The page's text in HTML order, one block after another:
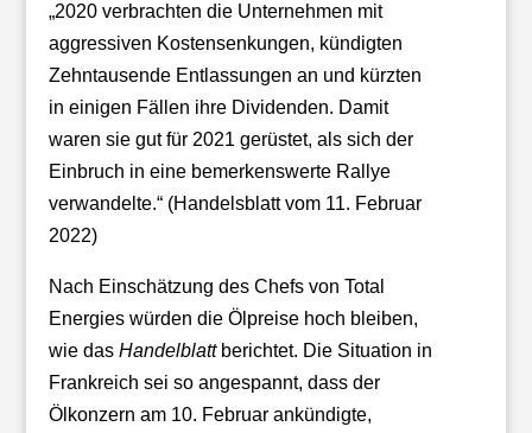
„2020 verbrachten die Unternehmen mit
aggressiven Kostensenkungen, kündigten
Zehntausende Entlassungen an und kürzten
in einigen Fällen ihre Dividenden. Damit
waren sie gut für 2021 gerüstet, als sich der
Einbruch in eine bemerkenswerte Rallye
verwandelte.“ (Handelsblatt vom 11. Februar
2022)
Nach Einschätzung des Chefs von Total
Energies würden die Ölpreise hoch bleiben,
wie das Handelblattberichtet. Die Situation in
Frankreich sei so angespannt, dass der
Ölkonzern am 10. Februar ankündigte,